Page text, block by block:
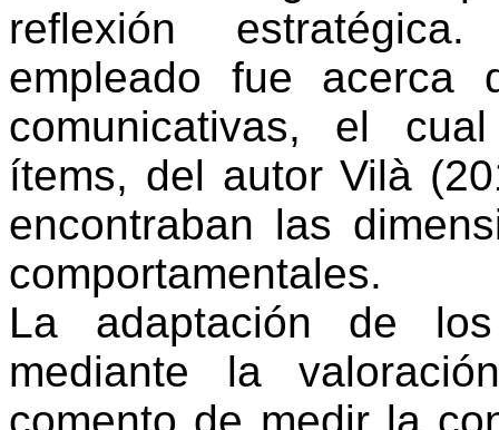
reflexión
estratégica.
empleado
fue acerca
comunicativas, el
cual
ítems, del autor Vilà
encontraban las
comportamentales.
La adaptación de
mediante la